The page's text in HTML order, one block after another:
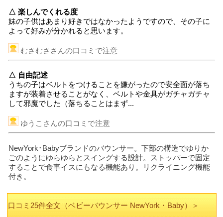
△ 楽しんでくれる度
妹の子供はあまり好きではなかったようですので、その子に
よって好みが分かれると思います。
むさむささんの口コミで注意
△ 自由記述
うちの子はベルトをつけることを嫌がったので安全面が落ち
ますが装着させることがなく、ベルトや金具がガチャガチャ
して邪魔でした（落ちることはまず...
ゆうこさんの口コミで注意
NewYork･Babyブランドのバウンサー。下部の構造でゆりか
ごのようにゆらゆらとスイングする設計。ストッパーで固定
することで食事イスにもなる機能あり。リクライニング機能
付き。
口コミ25件全文（ベビーバウンサー NewYork・Baby）＞